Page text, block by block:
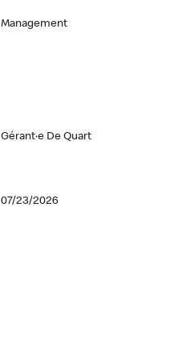
Management
Gérant·e De Quart
07/23/2026